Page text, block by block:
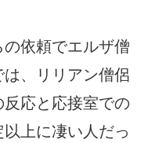
依頼でエルザ僧
、リリアン僧侶
応と応接室での
上に凄い人だっ